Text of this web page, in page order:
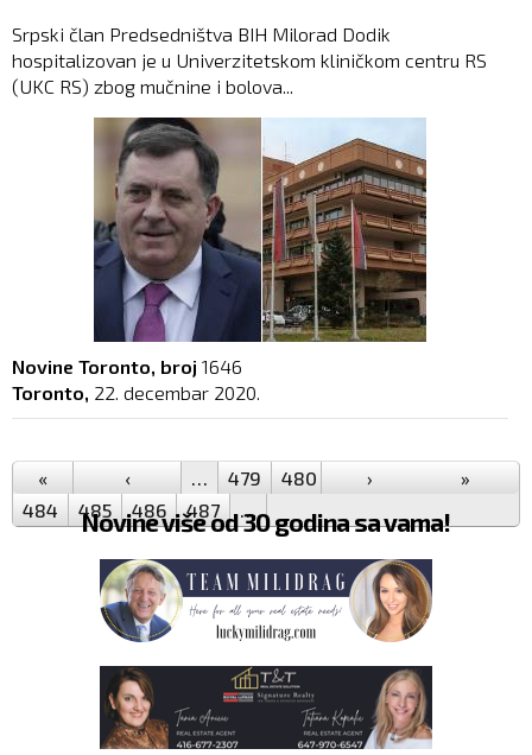
Srpski član Predsedništva BIH Milorad Dodik
hospitalizovan je u Univerzitetskom kliničkom centru RS
(UKC RS) zbog mučnine i bolova...
Novine Toronto, broj 1646
Toronto, 22. decembar 2020.
Pages
« ‹ 479 480 481
483
484
485 486 487 …
› »
Novine više od 30 godina sa vama!